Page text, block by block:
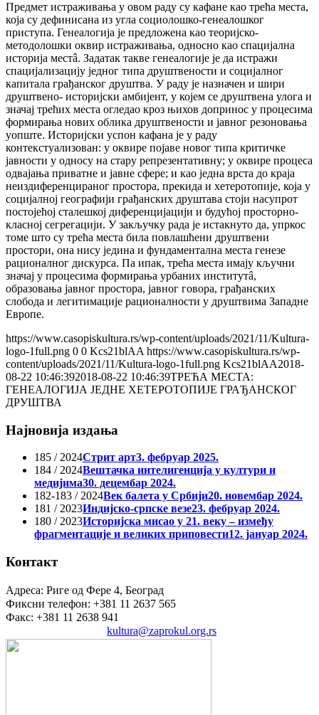
Предмет истраживања у овом раду су кафане као трећа места,
која су дефинисана из угла социолошко-генеалошког
приступа. Генеалогија је предложена као теоријско-
методолошки оквир истраживања, односно као спацијална
историја местâ. Задатак такве генеалогије је да истражи
спацијализацију једног типа друштвености и социјалног
капитала грађанског друштва. У раду је назначен и шири
друштвено- историјски амбијент, у којем се друштвена улога и
значај трећих места огледао кроз њихов допринос у процесима
формирања нових облика друштвености и јавног резоновања
уопште. Историјски успон кафана је у раду
контекстуализован: у оквире појаве новог типа критичке
јавности у односу на стару репрезентативну; у оквире процеса
одвајања приватне и јавне сфере; и као једна врста до краја
неиздиференцираног простора, прекида и хетеротопије, која у
социјалној географији грађанских друштава стоји насупрот
постојећој сталешкој диференцијацији и будућој просторно-
класној сегрегацији. У закључку рада је истакнуто да, упркос
томе што су трећа места била повлашћени друштвени
простори, она нису једина и фундаментална места генезе
рационалног дискурса. Па ипак, трећа места имају кључни
значај у процесима формирања урбаних институтâ,
образовања јавног простора, јавног говора, грађанских
слобода и легитимације рационалности у друштвима Западне
Европе.
https://www.casopiskultura.rs/wp-content/uploads/2021/11/Kultura-
logo-1full.png 0 0 Kcs21blAA https://www.casopiskultura.rs/wp-
content/uploads/2021/11/Kultura-logo-1full.png Kcs21blAA2018-
08-22 10:46:392018-08-22 10:46:39ТРЕЋА МЕСТА:
ГЕНЕАЛОГИЈА ЈЕДНЕ ХЕТЕРОТОПИЈЕ ГРАЂАНСКОГ
ДРУШТВА
Најновија издања
185 / 2024Стрит арт3. фебруар 2025.
184 / 2024Вештачка интелигенција у култури и
медијима30. децембар 2024.
182-183 / 2024Век балета у Србији20. новембар 2024.
181 / 2023Индијско-српске везе23. фебруар 2024.
180 / 2023Историјска мисао у 21. веку – између
фрагментације и великих приповести12. јануар 2024.
Контакт
Адреса: Риге од Фере 4, Београд
Фиксни телефон: +381 11 2637 565
Факс: +381 11 2638 941
kultura@zaprokul.org.rs